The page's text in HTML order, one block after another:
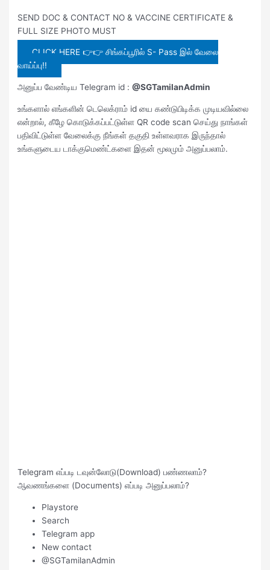
SEND DOC & CONTACT NO & VACCINE CERTIFICATE &
FULL SIZE PHOTO MUST
CLICK HERE 👉👉 சிங்கப்பூரில் S- Pass இல் வேலை
வாய்ப்பு!!
அனுப்ப வேண்டிய Telegram id :@SGTamilanAdmin
உங்களால் எங்களின் டெலெக்ராம் id யை கண்டுபிடிக்க முடியவில்லை
என்றால், கீழே கொடுக்கப்பட்டுள்ள QR code scan செய்து நாங்கள்
பதிவிட்டுள்ள வேலைக்கு நீங்கள் தகுதி உள்ளவராக இருந்தால்
உங்களுடைய டாக்குமெண்ட்களை இதன் மூலமும் அனுப்பலாம்.
Telegram எப்படி டவுன்லோடு(Download) பண்ணலாம்?
ஆவணங்களை (Documents) எப்படி அனுப்பலாம்?
Playstore
Search
Telegram app
New contact
@SGTamilanAdmin